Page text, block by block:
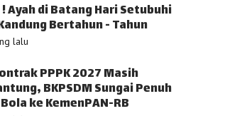
! Ayah di Batang Hari Setubuhi
Bertahun - Tahun
lalu
PPPK 2027 Masih
BKPSDM Sungai Penuh
ke KemenPAN-RB